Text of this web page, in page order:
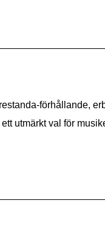
förhållande,
utmärkt val för